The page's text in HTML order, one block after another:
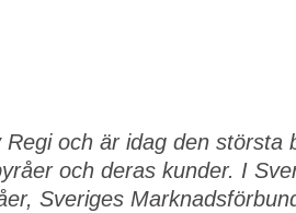
och är idag den
och deras kunder. I
Sveriges